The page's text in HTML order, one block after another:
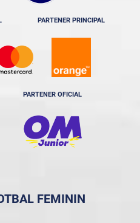
PARTENER PRINCIPAL
PARTENER OFICIAL
FEMININ